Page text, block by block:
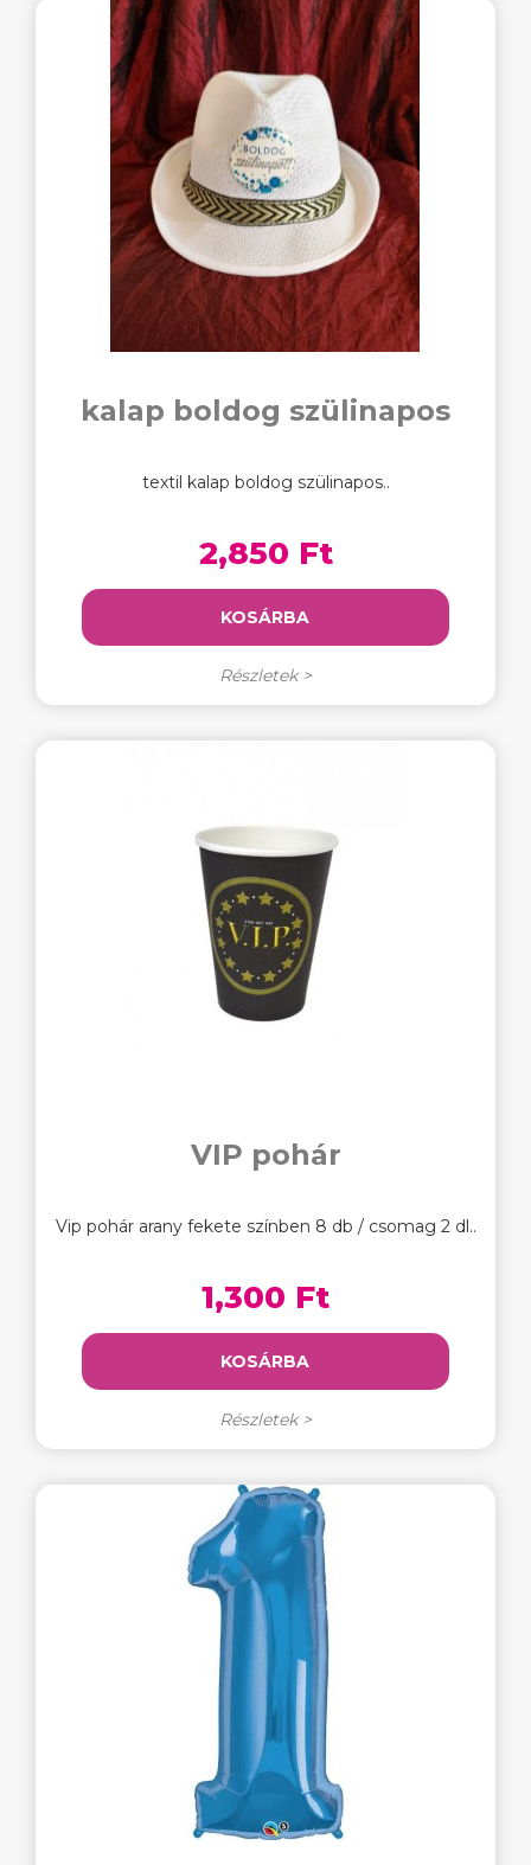
kalap boldog szülinapos
textil kalap boldog szülinapos..
2,850 Ft
KOSÁRBA
Részletek >
VIP pohár
Vip pohár arany fekete színben 8 db / csomag 2 dl..
1,300 Ft
KOSÁRBA
Részletek >